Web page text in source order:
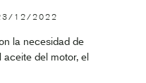
12/2022
la necesidad de
del motor, el